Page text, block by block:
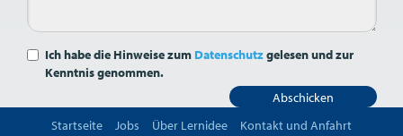
Ich habe die Hinweise zum Datenschutzgelesen und zur
Kenntnis genommen.
Abschicken
Startseite
Jobs Über Lernidee
Kontakt und Anfahrt